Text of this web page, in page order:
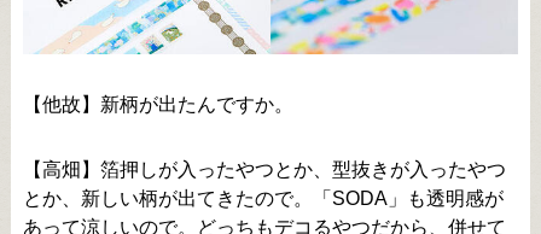
【他故】新柄が出たんですか。
【高畑】箔押しが入ったやつとか、型抜きが入ったやつ
とか、新しい柄が出てきたので。「SODA」も透明感が
あって涼しいので。どっちもデコるやつだから、併せて